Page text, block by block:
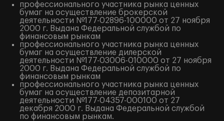
профессионального участника рынка ценных
бумаг на осуществление брокерской
деятельности №177-02896-100000 от 27 ноября
2000 г. Выдана Федеральной службой по
финансовым рынкам
профессионального участника рынка ценных
бумаг на осуществление дилерской
деятельности №177-03006-010000 от 27 ноября
2000 г. Выдана Федеральной службой по
финансовым рынкам
профессионального участника рынка ценных
бумаг на осуществление депозитарной
деятельности №177-04357-000100 от 27
декабря 2000 г. Выдана Федеральной службой
по финансовым рынкам.